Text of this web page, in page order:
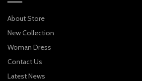
About Store
New Collection
Woman Dress
Contact Us
Latest News